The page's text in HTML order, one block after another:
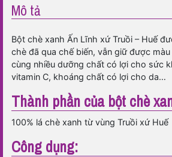
Mô tả
Bột chè xanh Ấn Lĩnh xứ Truồi – Huế
chè đã qua chế biến, vẫn giữ được
cùng nhiều dưỡng chất có lợi cho sức
vitamin C, khoáng chất có lợi cho da…
Thành phần của bột chè
100% lá chè xanh từ vùng Truồi xứ Huế
Công dụng: